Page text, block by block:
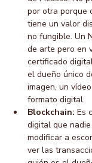
por otra porque
tiene un valor
no fungible. Un
de arte pero en
certificado
el dueño único
imagen, un
formato digital.
Blockchain: Es
digital que
modificar a
ver las